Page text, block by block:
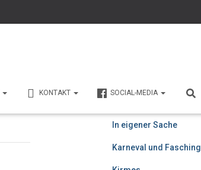
KONTAKT SOCIAL-MEDIA
In eigener Sache
Karneval und Fasching